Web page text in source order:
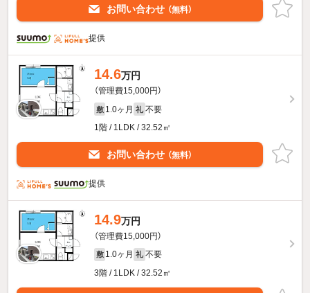
お問い合わせ （無料）
提供
14.6万円
（管理費15,000円）
敷 1.0ヶ月 礼 不要
1階 / 1LDK / 32.52㎡
お問い合わせ （無料）
提供
14.9万円
（管理費15,000円）
敷 1.0ヶ月 礼 不要
3階 / 1LDK / 32.52㎡